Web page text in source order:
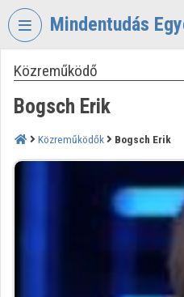
Fejléc kihagyása
Mindentudás
VIDEOTORIUM
MINDENTUDÁS
EGYETEME
Közreműködő
Bogsch Erik
Közreműködők Bogsch Erik